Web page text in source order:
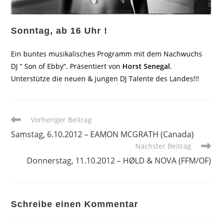
Sonntag, ab 16 Uhr !
Ein buntes musikalisches Programm mit dem Nachwuchs
DJ “ Son of Ebby“. Präsentiert von Horst Senegal.
Unterstütze die neuen & jungen DJ Talente des Landes!!!
Weitere
ansehen
Vorheriger Beitrag
Samstag, 6.10.2012 – EAMON MCGRATH (Canada)
Nächster Beitrag
Donnerstag, 11.10.2012 – HØLD & NOVA (FFM/OF)
Schreibe einen Kommentar